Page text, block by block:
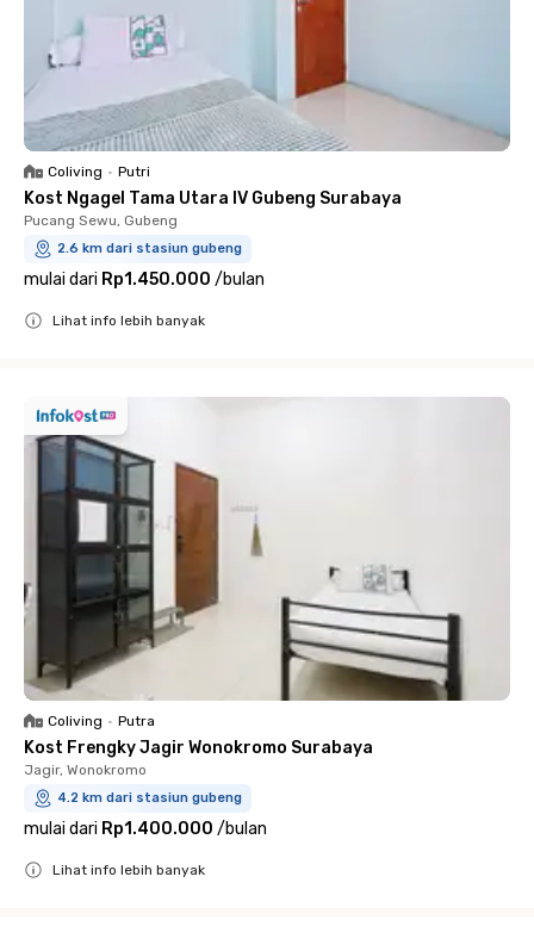
Coliving • Putri
Kost Ngagel Tama Utara IV Gubeng Surabaya
Pucang Sewu, Gubeng
2.6 km dari stasiun gubeng
mulai dari Rp1.450.000 /bulan
Lihat info lebih banyak
Coliving • Putra
Kost Frengky Jagir Wonokromo Surabaya
Jagir, Wonokromo
4.2 km dari stasiun gubeng
mulai dari Rp1.400.000 /bulan
Lihat info lebih banyak